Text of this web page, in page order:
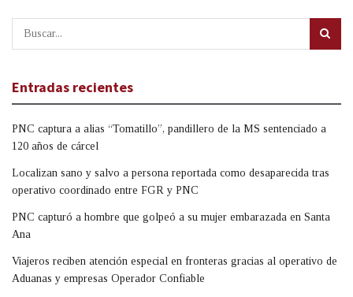
Entradas recientes
PNC captura a alias “Tomatillo”, pandillero de la MS sentenciado a
120 años de cárcel
Localizan sano y salvo a persona reportada como desaparecida tras
operativo coordinado entre FGR y PNC
PNC capturó a hombre que golpeó a su mujer embarazada en Santa
Ana
Viajeros reciben atención especial en fronteras gracias al operativo de
Aduanas y empresas Operador Confiable